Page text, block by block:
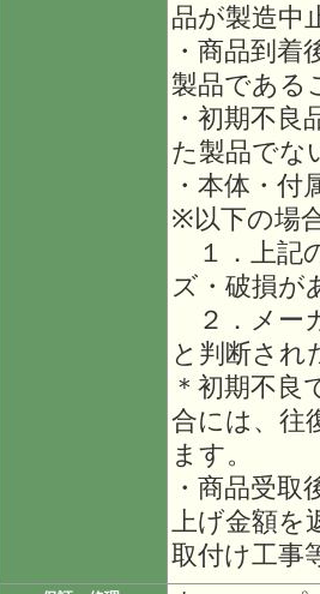
品が製造中
・商品到
製品である
・初期不
た製品でな
・本体・
※以下の場
１．上記
ズ・破損
２．メー
と判断され
＊初期不
合には、往
ます。
・商品受
上げ金額
取付け工事